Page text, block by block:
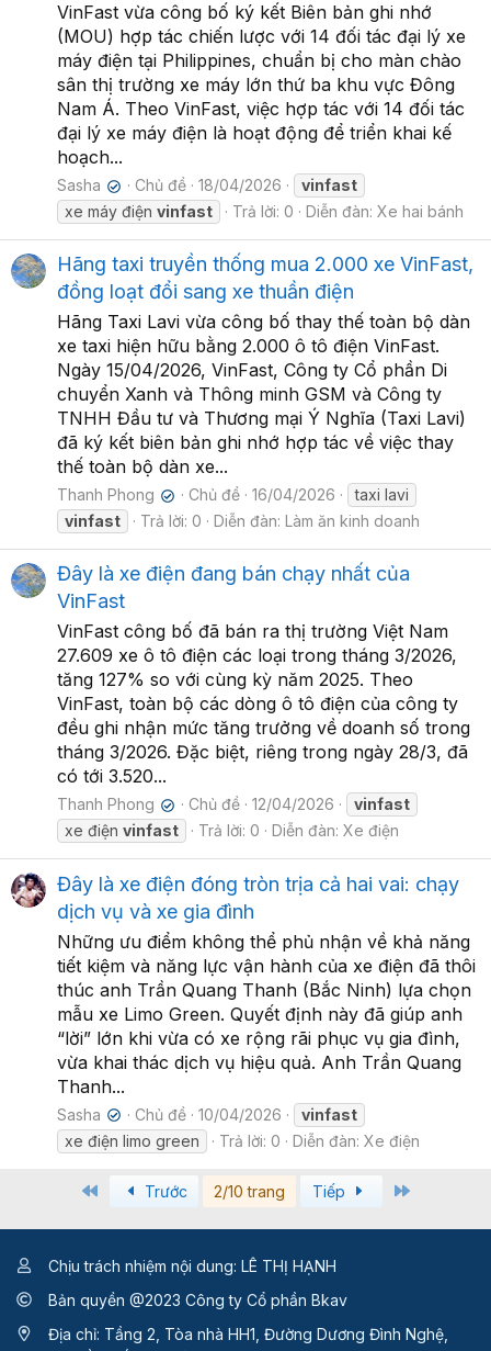
VinFast vừa công bố ký kết Biên bản ghi nhớ
(MOU) hợp tác chiến lược với 14 đối tác đại lý xe
máy điện tại Philippines, chuẩn bị cho màn chào
sân thị trường xe máy lớn thứ ba khu vực Đông
Nam Á. Theo VinFast, việc hợp tác với 14 đối tác
đại lý xe máy điện là hoạt động để triển khai kế
hoạch...
Sasha ✔ Chủ đề 18/04/2026
vinfast
xe máy điện vinfast Trả lời: 0 Diễn đàn: Xe hai bánh
Hãng taxi truyền thống mua 2.000 xe VinFast,
đồng loạt đổi sang xe thuần điện
Hãng Taxi Lavi vừa công bố thay thế toàn bộ dàn
xe taxi hiện hữu bằng 2.000 ô tô điện VinFast.
Ngày 15/04/2026, VinFast, Công ty Cổ phần Di
chuyển Xanh và Thông minh GSM và Công ty
TNHH Đầu tư và Thương mại Ý Nghĩa (Taxi Lavi)
đã ký kết biên bản ghi nhớ hợp tác về việc thay
thế toàn bộ dàn xe...
Thanh Phong ✔ Chủ đề 16/04/2026
taxi lavi
vinfast
Trả lời: 0 Diễn đàn: Làm ăn kinh doanh
Đây là xe điện đang bán chạy nhất của
VinFast
VinFast công bố đã bán ra thị trường Việt Nam
27.609 xe ô tô điện các loại trong tháng 3/2026,
tăng 127% so với cùng kỳ năm 2025. Theo
VinFast, toàn bộ các dòng ô tô điện của công ty
đều ghi nhận mức tăng trưởng về doanh số trong
tháng 3/2026. Đặc biệt, riêng trong ngày 28/3, đã
có tới 3.520...
Thanh Phong ✔ Chủ đề 12/04/2026
vinfast
xe điện vinfast Trả lời: 0 Diễn đàn: Xe điện
Đây là xe điện đóng tròn trịa cả hai vai: chạy
dịch vụ và xe gia đình
Những ưu điểm không thể phủ nhận về khả năng
tiết kiệm và năng lực vận hành của xe điện đã thôi
thúc anh Trần Quang Thanh (Bắc Ninh) lựa chọn
mẫu xe Limo Green. Quyết định này đã giúp anh
“lời” lớn khi vừa có xe rộng rãi phục vụ gia đình,
vừa khai thác dịch vụ hiệu quả. Anh Trần Quang
Thanh...
Sasha ✔ Chủ đề 10/04/2026
vinfast
xe điện limo green
Trả lời: 0 Diễn đàn: Xe điện
Trước 2/10 trang Tiếp
Chịu trách nhiệm nội dung: LÊ THỊ HẠNH
Bản quyền @2023 Công ty Cổ phần Bkav
Địa chỉ: Tầng 2, Tòa nhà HH1, Đường Dương Đình Nghệ,